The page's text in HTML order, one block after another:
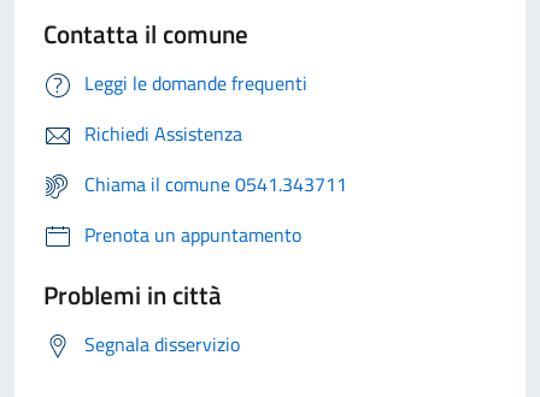
Contatta il comune
Leggi le domande frequenti
Richiedi Assistenza
Chiama il comune 0541.343711
Prenota un appuntamento
Problemi in città
Segnala disservizio